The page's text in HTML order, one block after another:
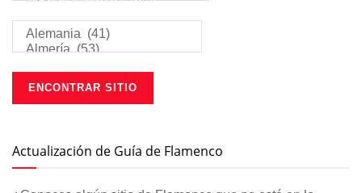
Actualización de Guía de Flamenco